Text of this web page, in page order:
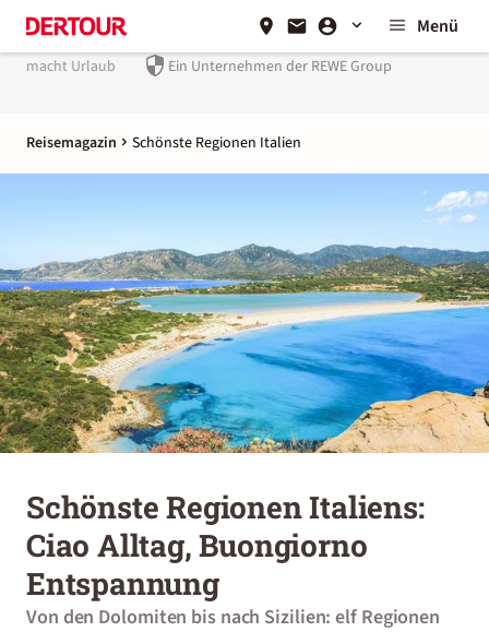
Menü
Ein Unternehmen der REWE Group
Reisemagazin Schönste Regionen Italien
Schönste Regionen Italiens:
Ciao Alltag, Buongiorno
Entspannung
Von den Dolomiten bis nach Sizilien: elf Regionen